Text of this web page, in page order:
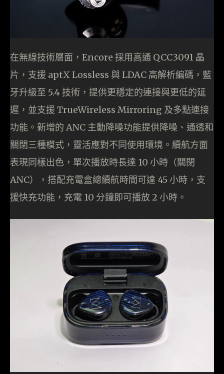
在無線技術層面，Encore 採用高通 QCC3091 晶
片，支援 aptX Lossless 與 LDAC 高解析編碼，藍
牙升級至 5.4 技術，提供更穩定的連接與更低的延
遲，並支援 TrueWireless Mirroring 及多點連接
功能。新增的 ANC 主動降噪功能提供降噪、通透和
關閉三種模式，靈活應對不同使用環境。續航方面
表現同樣出色，單次播放時長達 10 小時（關閉
ANC），搭配充電盒總續航時間可達 45 小時，支
援快充功能，充電 10 分鐘即可播放 2 小時。